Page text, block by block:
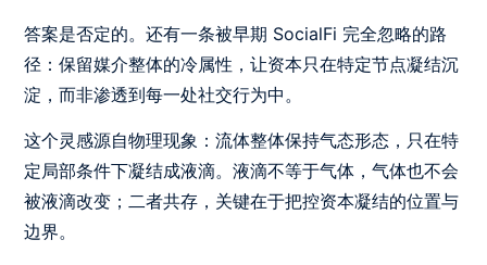
答案是否定的。还有一条被早期 SocialFi 完全忽略的路
径：保留媒介整体的冷属性，让资本只在特定节点凝结沉
淀，而非渗透到每一处社交行为中。
这个灵感源自物理现象：流体整体保持气态形态，只在特
定局部条件下凝结成液滴。液滴不等于气体，气体也不会
被液滴改变；二者共存，关键在于把控资本凝结的位置与
边界。